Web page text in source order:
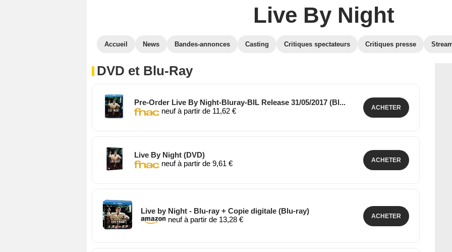
Live By Night
Accueil News Bandes-annonces Casting Critiques spectateurs Critiques presse
DVD et Blu-Ray
Pre-Order Live By Night-Bluray-BIL Release 31/05/2017 (Bl...
neuf à partir de 11,62 €
ACHETER
Live By Night (DVD)
neuf à partir de 9,61 €
ACHETER
Live by Night - Blu-ray + Copie digitale (Blu-ray)
neuf à partir de 13,28 €
ACHETER